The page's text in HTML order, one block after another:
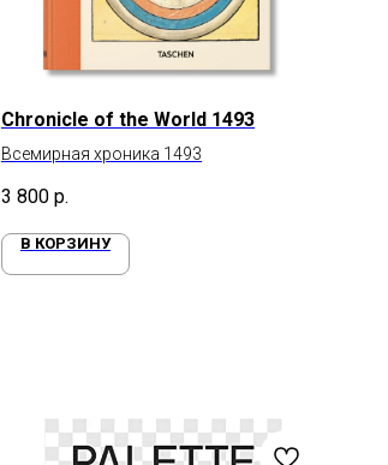
Chronicle of the World 1493
Всемирная хроника 1493
3 800 р.
В КОРЗИНУ